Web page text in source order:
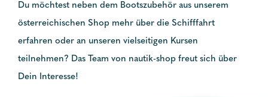
Du möchtest neben dem Bootszubehör aus unserem
österreichischen Shop mehr über die Schifffahrt
erfahren oder an unseren vielseitigen Kursen
teilnehmen? Das Team von nautik-shop freut sich über
Dein Interesse!